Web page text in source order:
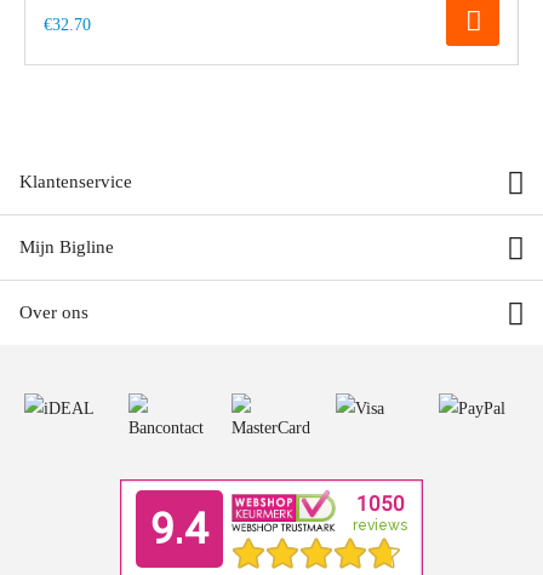
€32.70
Klantenservice
Mijn Bigline
Over ons